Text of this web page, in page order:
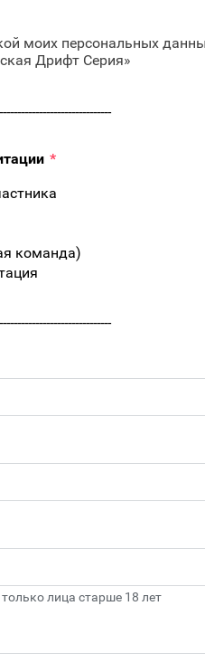
моих персональных
Дрифт Серия»
*
команда)
лица старше 18 лет